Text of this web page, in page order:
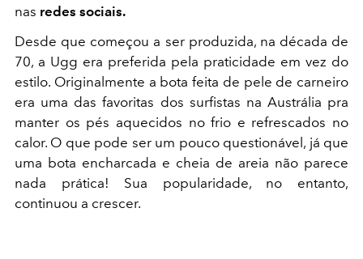
nas redes sociais.
Desde que começou a ser produzida, na década de
70, a Ugg era preferida pela praticidade em vez do
estilo. Originalmente a bota feita de pele de carneiro
era uma das favoritas dos surfistas na Austrália pra
manter os pés aquecidos no frio e refrescados no
calor. O que pode ser um pouco questionável, já que
uma bota encharcada e cheia de areia não parece
nada prática! Sua popularidade, no entanto,
continuou a crescer.